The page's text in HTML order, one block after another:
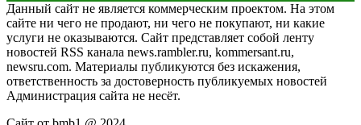
Данный сайт не является коммерческим проектом. На этом
сайте ни чего не продают, ни чего не покупают, ни какие
услуги не оказываются. Сайт представляет собой ленту
новостей RSS канала news.rambler.ru, kommersant.ru,
newsru.com. Материалы публикуются без искажения,
ответственность за достоверность публикуемых новостей
Администрация сайта не несёт.